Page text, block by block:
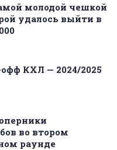
молодой чешкой
удалось выйти в
КХЛ — 2024/2025
во втором
раунде